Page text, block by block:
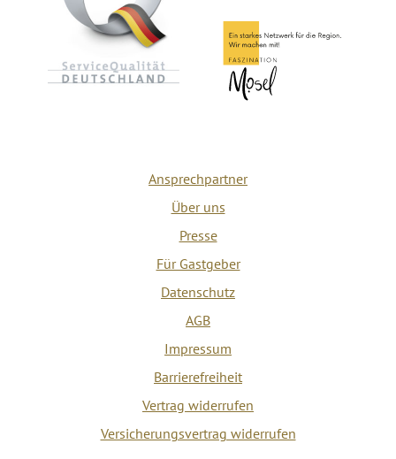
Ansprechpartner
Über uns
Presse
Für Gastgeber
Datenschutz
AGB
Impressum
Barrierefreiheit
Vertrag widerrufen
Versicherungsvertrag widerrufen